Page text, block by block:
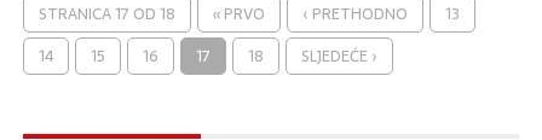
STRANICA 17 OD 18 « PRVO ‹ PRETHODNO
13
14
15 16 17 18 SLJEDEĆE ›